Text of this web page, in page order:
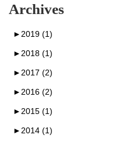
Archives
► 2019 (1)
► 2018 (1)
► 2017 (2)
► 2016 (2)
► 2015 (1)
► 2014 (1)